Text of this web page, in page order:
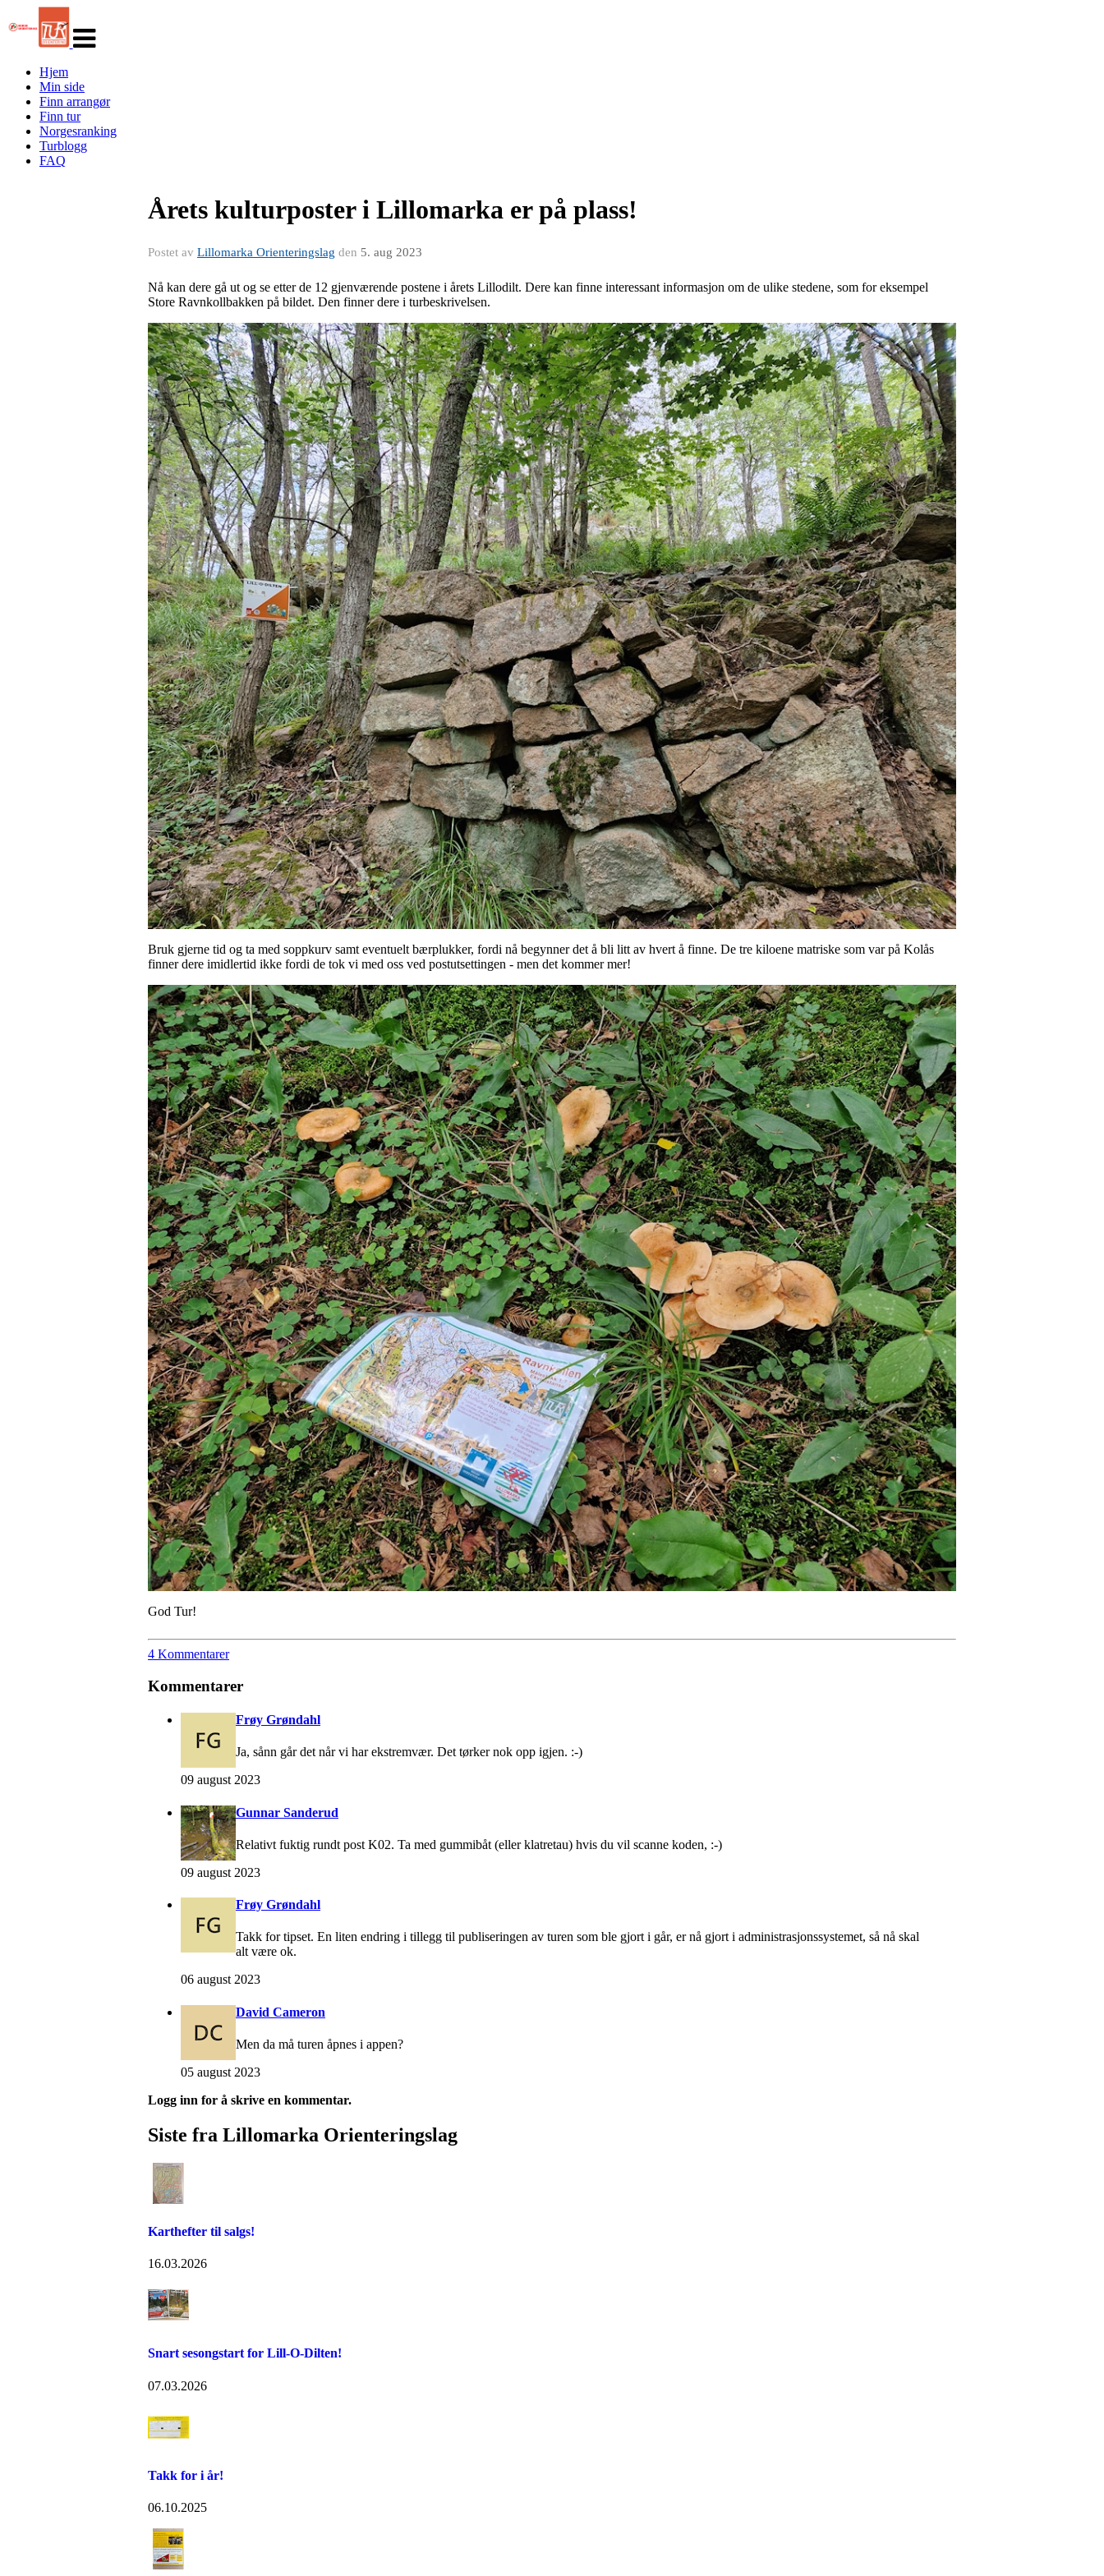
navigasjon
Hjem
Min side
Finn arrangør
Finn tur
Norgesranking
Turblogg
FAQ
Årets kulturposter i Lillomarka er på plass!
Postet av Lillomarka Orienteringslag den 5. aug 2023
Nå kan dere gå ut og se etter de 12 gjenværende postene i årets Lillodilt. Dere kan finne interessant informasjon om de ulike stedene, som for eksempel
Store Ravnkollbakken på bildet. Den finner dere i turbeskrivelsen.
Bruk gjerne tid og ta med soppkurv samt eventuelt bærplukker, fordi nå begynner det å bli litt av hvert å finne. De tre kiloene matriske som var på Kolås
finner dere imidlertid ikke fordi de tok vi med oss ved postutsettingen - men det kommer mer!
God Tur!
4 Kommentarer
Kommentarer
Frøy Grøndahl
Ja, sånn går det når vi har ekstremvær. Det tørker nok opp igjen. :-)
09 august 2023
Gunnar Sanderud
Relativt fuktig rundt post K02. Ta med gummibåt (eller klatretau) hvis du vil scanne koden, :-)
09 august 2023
Frøy Grøndahl
Takk for tipset. En liten endring i tillegg til publiseringen av turen som ble gjort i går, er nå gjort i administrasjonssystemet, så nå skal
alt være ok.
06 august 2023
David Cameron
Men da må turen åpnes i appen?
05 august 2023
Logg inn for å skrive en kommentar.
Siste fra Lillomarka Orienteringslag
Karthefter til salgs!
16.03.2026
Snart sesongstart for Lill-O-Dilten!
07.03.2026
Takk for i år!
06.10.2025